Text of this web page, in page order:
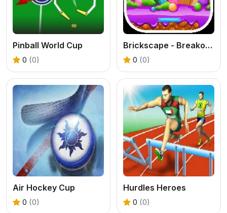
Pinball World Cup
0 (0)
Brickscape - Breakout Adventure
0 (0)
Air Hockey Cup
0 (0)
Hurdles Heroes
0 (0)